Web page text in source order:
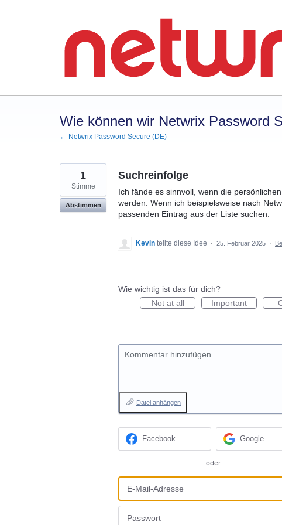
Wie können wir Netwrix Password
← Netwrix Password Secure (DE)
Suchreinfolge
Ich fände es sinnvoll, wenn die
werden. Wenn ich beispielsweise nach
passenden Eintrag aus der Liste suchen.
1
Stimme
Abstimmen
Kevin teilte diese Idee · 25. Februar 2025 ·
Wie wichtig ist das für dich?
Not at all
Important
Kommentar hinzufügen…
Datei anhängen
Facebook Google
oder